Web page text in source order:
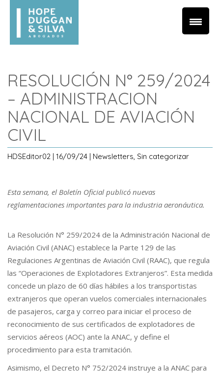
RESOLUCIÓN N° 259/2024
– ADMINISTRACION
NACIONAL DE AVIACIÓN
CIVIL
HDSEditor02 | 16/09/24 | Newsletters, Sin categorizar
Esta semana, el Boletín Oficial publicó nuevas
reglamentaciones importantes para la industria aeronáutica.
La Resolución N° 259/2024 de la Administración Nacional de
Aviación Civil (ANAC) establece la Parte 129 de las
Regulaciones Argentinas de Aviación Civil (RAAC), que regula
las “Operaciones de Explotadores Extranjeros”. Esta medida
concede un plazo de 60 días hábiles a los transportistas
extranjeros que operan vuelos comerciales internacionales
de pasajeros, carga y correo para iniciar el proceso de
reconocimiento de sus certificados de explotadores de
servicios aéreos (AOC) ante la ANAC, y define el
procedimiento para esta tramitación.
Asimismo, el Decreto N° 752/2024 instruye a la ANAC para